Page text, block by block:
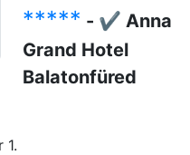
***** - ✔️ Anna
Grand Hotel
Balatonfüred
1.